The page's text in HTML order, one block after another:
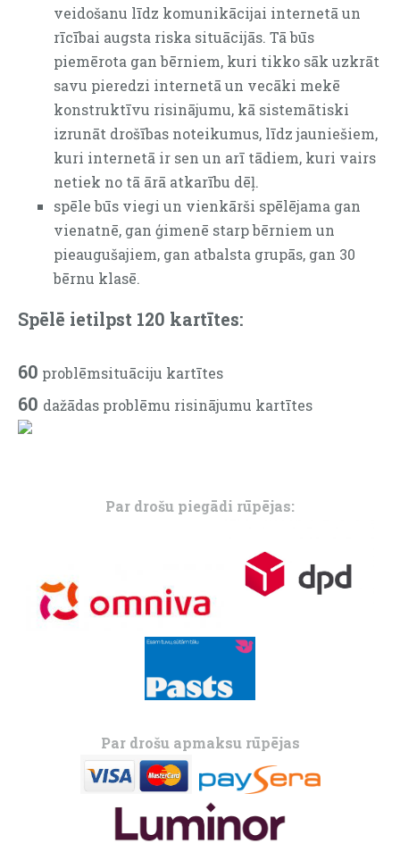
veidošanu līdz komunikācijai internetā un
rīcībai augsta riska situācijās. Tā būs
piemērota gan bērniem, kuri tikko sāk uzkrāt
savu pieredzi internetā un vecāki mekē
konstruktīvu risinājumu, kā sistemātiski
izrunāt drošības noteikumus, līdz jauniešiem,
kuri internetā ir sen un arī tādiem, kuri vairs
netiek no tā ārā atkarību dēļ.
spēle būs viegi un vienkārši spēlējama gan
vienatnē, gan ģimenē starp bērniem un
pieaugušajiem, gan atbalsta grupās, gan 30
bērnu klasē.
Spēlē ietilpst 120 kartītes:
60 problēmsituāciju kartītes
60 dažādas problēmu risinājumu kartītes
Par drošu piegādi rūpējas:
Par drošu apmaksu rūpējas